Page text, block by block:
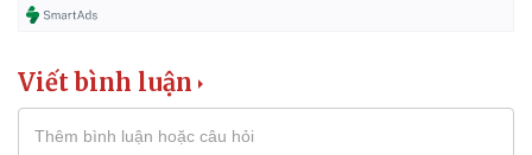
Viết bình luận